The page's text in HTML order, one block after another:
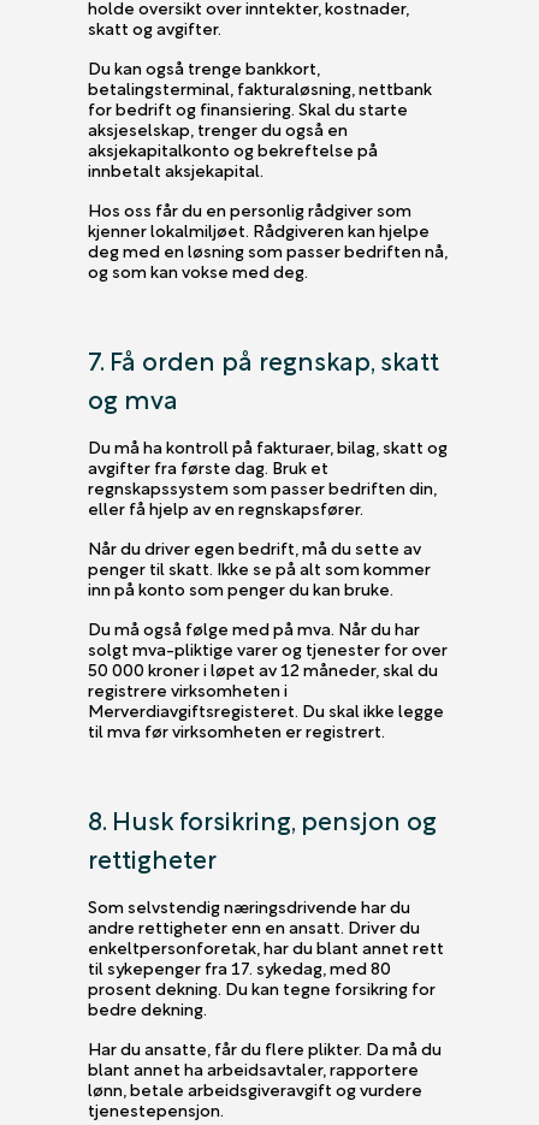
holde oversikt over inntekter, kostnader,
skatt og avgifter.
Du kan også trenge bankkort,
betalingsterminal, fakturaløsning, nettbank
for bedrift og finansiering. Skal du starte
aksjeselskap, trenger du også en
aksjekapitalkonto og bekreftelse på
innbetalt aksjekapital.
Hos oss får du en personlig rådgiver som
kjenner lokalmiljøet. Rådgiveren kan hjelpe
deg med en løsning som passer bedriften nå,
og som kan vokse med deg.
7. Få orden på regnskap, skatt
og mva
Du må ha kontroll på fakturaer, bilag, skatt og
avgifter fra første dag. Bruk et
regnskapssystem som passer bedriften din,
eller få hjelp av en regnskapsfører.
Når du driver egen bedrift, må du sette av
penger til skatt. Ikke se på alt som kommer
inn på konto som penger du kan bruke.
Du må også følge med på mva. Når du har
solgt mva-pliktige varer og tjenester for over
50 000 kroner i løpet av 12 måneder, skal du
registrere virksomheten i
Merverdiavgiftsregisteret. Du skal ikke legge
til mva før virksomheten er registrert.
8. Husk forsikring, pensjon og
rettigheter
Som selvstendig næringsdrivende har du
andre rettigheter enn en ansatt. Driver du
enkeltpersonforetak, har du blant annet rett
til sykepenger fra 17. sykedag, med 80
prosent dekning. Du kan tegne forsikring for
bedre dekning.
Har du ansatte, får du flere plikter. Da må du
blant annet ha arbeidsavtaler, rapportere
lønn, betale arbeidsgiveravgift og vurdere
tjenestepensjon.